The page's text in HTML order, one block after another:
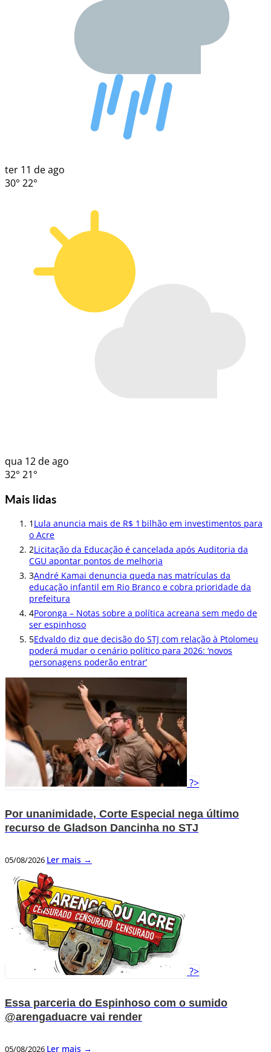
ter 11 de ago
30° 22°
qua 12 de ago
32° 21°
Mais lidas
1 Lula anuncia mais de R$ 1 bilhão em investimentos para
o Acre
2Licitação da Educação é cancelada após Auditoria da
CGU apontar pontos de melhoria
3André Kamai denuncia queda nas matrículas da
educação infantil em Rio Branco e cobra prioridade da
prefeitura
4Poronga – Notas sobre a política acreana sem medo de
ser espinhoso
5Edvaldo diz que decisão do STJ com relação à Ptolomeu
poderá mudar o cenário político para 2026: ‘novos
personagens poderão entrar’
?>
Por unanimidade, Corte Especial nega último
recurso de Gladson Dancinha no STJ
05/08/2026 Ler mais →
?>
Essa parceria do Espinhoso com o sumido
@arengaduacre vai render
05/08/2026 Ler mais →